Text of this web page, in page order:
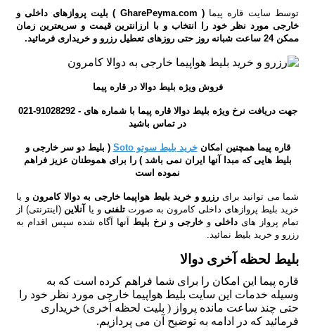
توسط سایت قاره پیما( GharePeyma.com ) بلیت پروازهای داخلیو
خارجیمورد نظر خود را انتخاب و با ارزانترین قیمت و سریعترین زمان
ممکن 24 ساعت شبانه روز حتی روزهای تعطیل رزرو و خریداری فرمائید.
فروش ویژه بلیط دوالا در قاره پیما
جهت دریافت نرخ ویژه بلیط دوالا قاره پیما با شماره های - 91028292-021
در تماس باشید
قاره پیما همچنین امکانخرید بلیط سوتو Soto
( بلیط دو سر خارجی و
بلیط هایی که مبدا آنها ایران نمی باشد ) را برای هموطنان عزیز فراهم
نموده است
شما می توانید برای رزرو و خرید بلیط هواپیما خارجی به دوالا کامرونو یا
خرید بلیط پروازهای داخلی کامرون به صورتتلفنی و یا آنلاین (اینترنتی)از
تمام پرواز های داخلیو خارجیو نرخ بلیط آنها آگاه شده سپس اقدام به
رزرو و خرید بلیط نمائید.
بلیط لحظه آخری دوالا
قاره پیما این امکان را برای شما فراهم کرده است که به
وسیله خدمات این سایت بلیط هواپیما خارجی مورد نظر خود را
حتی چند ساعت مانده پرواز ( بلیت لحظه آخری) خریداری
فرمائید که در ادامه به توضیح آن می پردازیم.